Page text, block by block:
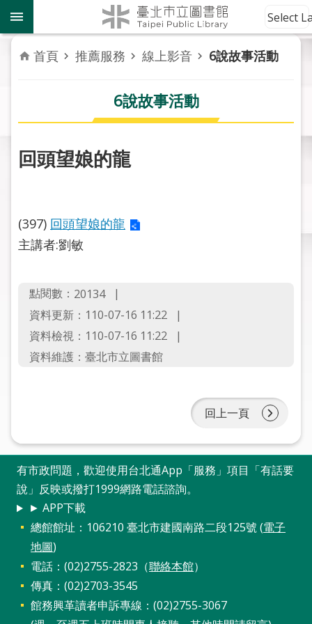
跳到主要內容區塊
到
館
資
訊
者
務
報
於
市
圖
線
見
問
答
加
入
市
圖
網
Select
首頁 推薦服務 線上影音 6說故事活動
6說故事活動
回頭望娘的龍
(397) 回頭望娘的龍
主講者:劉敏
點閱數： 20134
資料更新：110-07-16 11:22
資料檢視：110-07-16 11:22
資料維護：臺北市立圖書館
回上一頁
有市政問題，歡迎使用台北通App「服務」項目「有話要
說」反映或撥打1999網路電話諮詢。
► APP下載
總館館址：106210 臺北市建國南路二段125號 (電子
地圖)
電話：(02)2755-2823（聯絡本館）
傳真：(02)2703-3545
館務興革讀者申訴專線：(02)2755-3067